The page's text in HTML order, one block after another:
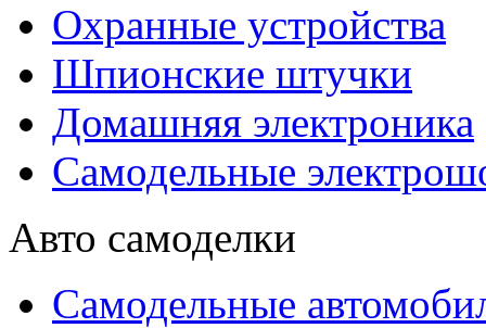
Охранные устройства
Шпионские штучки
Домашняя электроника
Самодельные
Авто самоделки
Самодельные